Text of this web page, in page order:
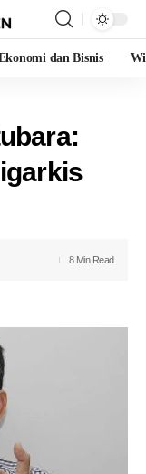
dan Bisnis
8 Min Read